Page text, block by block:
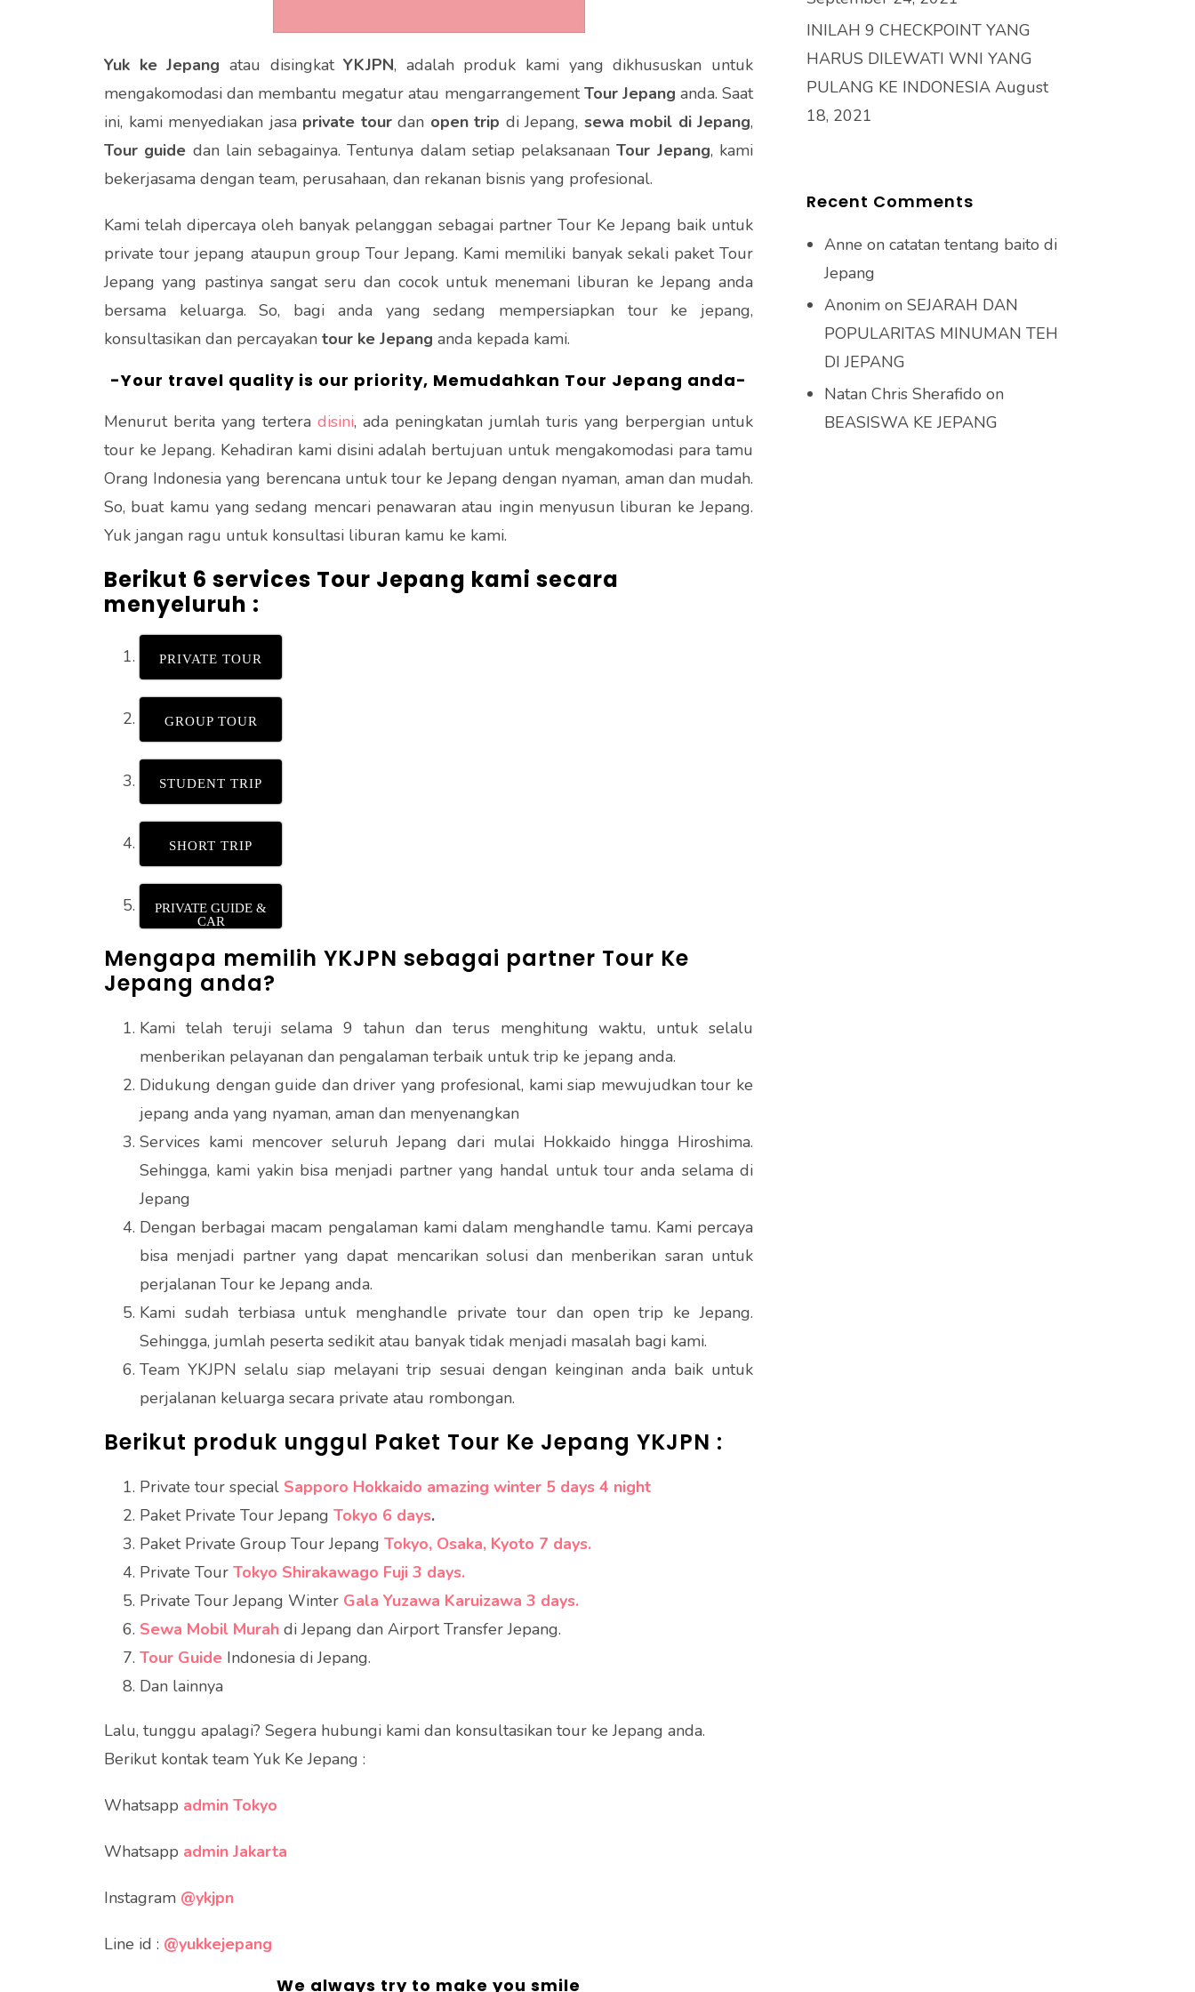
Yuk ke Jepang atau disingkatYKJPN, adalah produk kami yang dikhususkan untuk
mengakomodasi dan membantu megatur atau mengarrangementTour Jepang anda. Saat
ini, kami menyediakan jasa private tourdan open trip di Jepang, sewa mobil di Jepang,
Tour guide dan lain sebagainya. Tentunya dalam setiap pelaksanaanTour Jepang, kami
bekerjasama dengan team, perusahaan, dan rekanan bisnis yang profesional.
Kami telah dipercaya oleh banyak pelanggan sebagai partner Tour Ke Jepang baik untuk
private tour jepang ataupun group Tour Jepang. Kami memiliki banyak sekali paket Tour
Jepang yang pastinya sangat seru dan cocok untuk menemani liburan ke Jepang anda
bersama keluarga. So, bagi anda yang sedang mempersiapkan tour ke jepang,
konsultasikan dan percayakan tour ke Jepang anda kepada kami.
-Your travel quality is our priority, Memudahkan Tour Jepang anda-
Menurut berita yang tertera disini, ada peningkatan jumlah turis yang berpergian untuk
tour ke Jepang. Kehadiran kami disini adalah bertujuan untuk mengakomodasi para tamu
Orang Indonesia yang berencana untuk tour ke Jepang dengan nyaman, aman dan mudah.
So, buat kamu yang sedang mencari penawaran atau ingin menyusun liburan ke Jepang.
Yuk jangan ragu untuk konsultasi liburan kamu ke kami.
Berikut 6 services Tour Jepang kami secara
menyeluruh :
PRIVATE TOUR
GROUP TOUR
STUDENT TRIP
SHORT TRIP
PRIVATE GUIDE &
CAR
Mengapa memilih YKJPN sebagai partner Tour Ke
Jepang anda?
Kami telah teruji selama 9 tahun dan terus menghitung waktu, untuk selalu
menberikan pelayanan dan pengalaman terbaik untuk trip ke jepang anda.
Didukung dengan guide dan driver yang profesional, kami siap mewujudkan tour ke
jepang anda yang nyaman, aman dan menyenangkan
Services kami mencover seluruh Jepang dari mulai Hokkaido hingga Hiroshima.
Sehingga, kami yakin bisa menjadi partner yang handal untuk tour anda selama di
Jepang
Dengan berbagai macam pengalaman kami dalam menghandle tamu. Kami percaya
bisa menjadi partner yang dapat mencarikan solusi dan menberikan saran untuk
perjalanan Tour ke Jepang anda.
Kami sudah terbiasa untuk menghandle private tour dan open trip ke Jepang.
Sehingga, jumlah peserta sedikit atau banyak tidak menjadi masalah bagi kami.
Team YKJPN selalu siap melayani trip sesuai dengan keinginan anda baik untuk
perjalanan keluarga secara private atau rombongan.
Berikut produk unggul Paket Tour Ke Jepang YKJPN :
Private tour special Sapporo Hokkaido amazing winter 5 days 4 night
Paket Private Tour Jepang Tokyo 6 days.
Paket Private Group Tour Jepang Tokyo, Osaka, Kyoto 7 days.
Private Tour Tokyo Shirakawago Fuji 3 days.
Private Tour Jepang Winter Gala Yuzawa Karuizawa 3 days.
Sewa Mobil Murah di Jepang dan Airport Transfer Jepang.
Tour Guide Indonesia di Jepang.
Dan lainnya
Lalu, tunggu apalagi? Segera hubungi kami dan konsultasikan tour ke Jepang anda.
Berikut kontak team Yuk Ke Jepang :
Whatsapp admin Tokyo
Whatsapp admin Jakarta
Instagram @ykjpn
Line id : @yukkejepang
We always try to make you smile
INILAH 9 CHECKPOINT YANG
HARUS DILEWATI WNI YANG
PULANG KE INDONESIA August
18, 2021
Recent Comments
Anne on catatan tentang baito di
Jepang
Anonim on SEJARAH DAN
POPULARITAS MINUMAN TEH
DI JEPANG
Natan Chris Sherafido on
BEASISWA KE JEPANG